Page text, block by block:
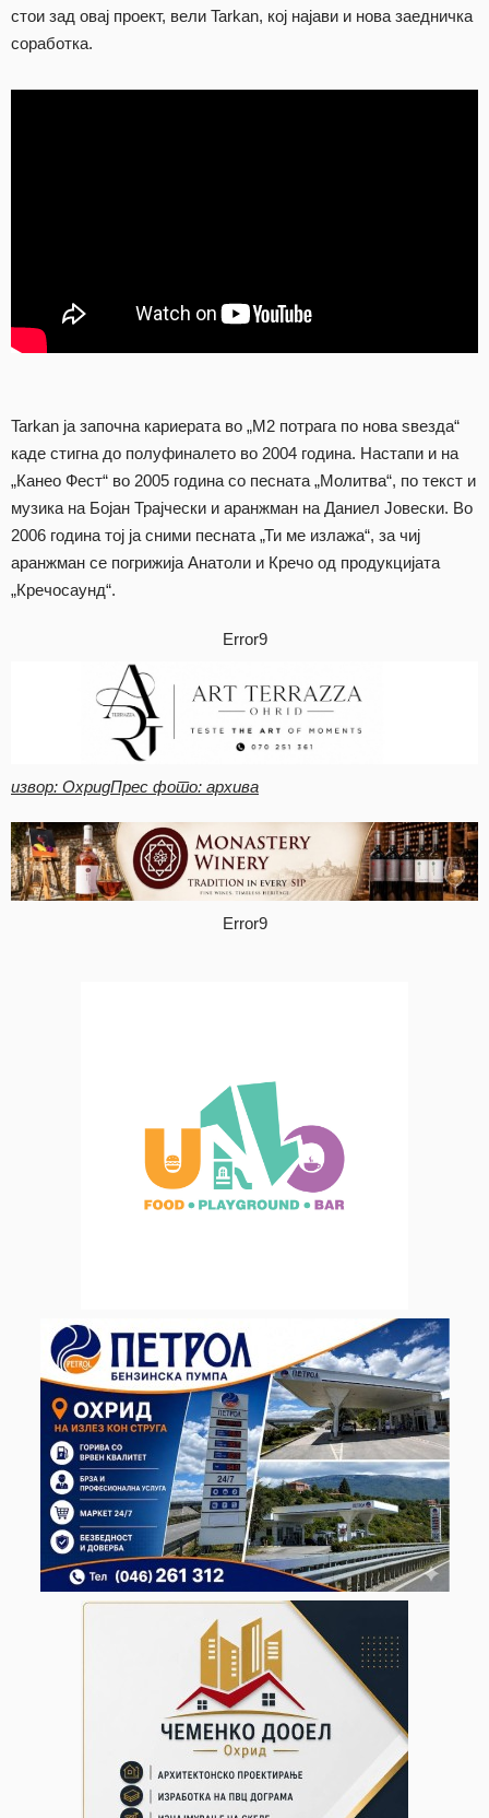
стои зад овај проект, вели Tarkan, кој најави и нова заедничка
соработка.
Tarkan ја започна кариерата во „М2 потрага по нова ѕвезда“
каде стигна до полуфиналето во 2004 година. Настапи и на
„Канео Фест“ во 2005 година со песната „Молитва“, по текст и
музика на Бојан Трајчески и аранжман на Даниел Јовески. Во
2006 година тој ја сними песната „Ти ме излажа“, за чиј
аранжман се погрижија Анатоли и Кречо од продукцијата
„Кречосаунд“.
Error9
извор: ОхридПрес фото: архива
Error9